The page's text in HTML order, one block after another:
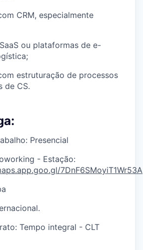
CRM, especialmente
ou plataformas de e-
estruturação de processos
de CS.
Presencial
- Estação:
7DnF6SMoyiT1Wr53A
Tempo integral - CLT